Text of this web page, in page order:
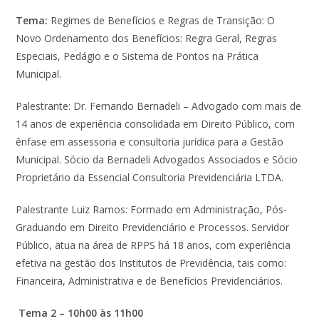
Tema: Regimes de Benefícios e Regras de Transição: O
Novo Ordenamento dos Benefícios: Regra Geral, Regras
Especiais, Pedágio e o Sistema de Pontos na Prática
Municipal.
Palestrante: Dr. Fernando Bernadeli – Advogado com mais de
14 anos de experiência consolidada em Direito Público, com
ênfase em assessoria e consultoria jurídica para a Gestão
Municipal. Sócio da Bernadeli Advogados Associados e Sócio
Proprietário da Essencial Consultoria Previdenciária LTDA.
Palestrante Luiz Ramos: Formado em Administração, Pós-
Graduando em Direito Previdenciário e Processos. Servidor
Público, atua na área de RPPS há 18 anos, com experiência
efetiva na gestão dos Institutos de Previdência, tais como:
Financeira, Administrativa e de Benefícios Previdenciários.
Tema 2 – 10h00 às 11h00